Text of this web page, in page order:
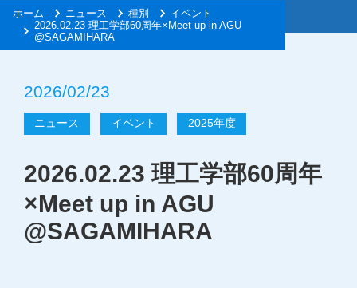
ホーム ニュース 種別
イベント
2026.02.23 理工学部60周年×Meet up in AGU
@SAGAMIHARA
2026/02/23
ニュース イベント 2025年度
2026.02.23 理工学部60周年
×Meet up in AGU
@SAGAMIHARA